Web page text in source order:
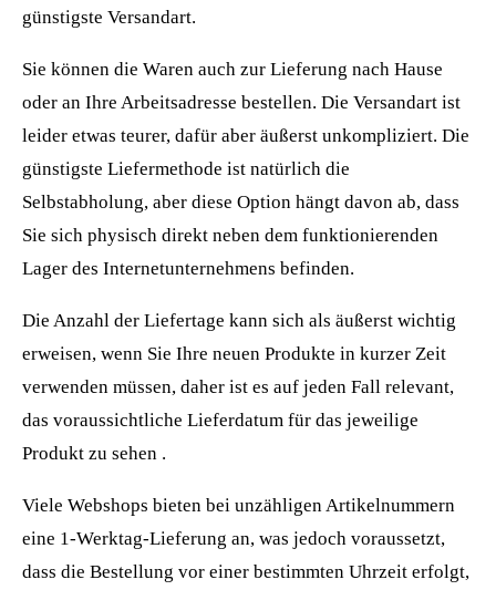
günstigste Versandart.
Sie können die Waren auch zur Lieferung nach Hause
oder an Ihre Arbeitsadresse bestellen. Die Versandart ist
leider etwas teurer, dafür aber äußerst unkompliziert. Die
günstigste Liefermethode ist natürlich die
Selbstabholung, aber diese Option hängt davon ab, dass
Sie sich physisch direkt neben dem funktionierenden
Lager des Internetunternehmens befinden.
Die Anzahl der Liefertage kann sich als äußerst wichtig
erweisen, wenn Sie Ihre neuen Produkte in kurzer Zeit
verwenden müssen, daher ist es auf jeden Fall relevant,
das voraussichtliche Lieferdatum für das jeweilige
Produkt zu sehen .
Viele Webshops bieten bei unzähligen Artikelnummern
eine 1-Werktag-Lieferung an, was jedoch voraussetzt,
dass die Bestellung vor einer bestimmten Uhrzeit erfolgt,